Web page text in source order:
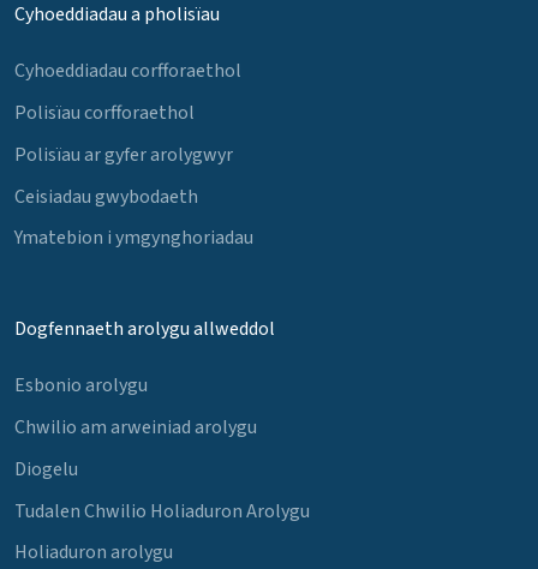
Cyhoeddiadau a pholisïau
Cyhoeddiadau corfforaethol
Polisïau corfforaethol
Polisïau ar gyfer arolygwyr
Ceisiadau gwybodaeth
Ymatebion i ymgynghoriadau
Dogfennaeth arolygu allweddol
Esbonio arolygu
Chwilio am arweiniad arolygu
Diogelu
Tudalen Chwilio Holiaduron Arolygu
Holiaduron arolygu